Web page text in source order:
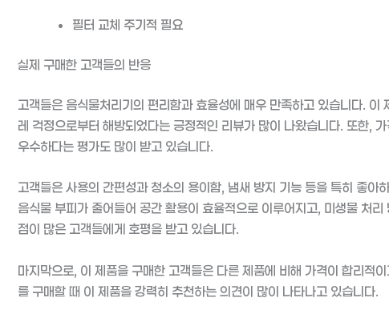
필터 교체 주기적 필요
실제 구매한 고객들의 반응
고객들은 음식물처리기의 편리함과 효율성에 매우 만족하고 있습니다. 이
레 걱정으로부터 해방되었다는 긍정적인 리뷰가 많이 나왔습니다. 또한,
우수하다는 평가도 많이 받고 있습니다.
고객들은 사용의 간편성과 청소의 용이함, 냄새 방지 기능 등을 특히 좋아
음식물 부피가 줄어들어 공간 활용이 효율적으로 이루어지고, 미생물 처
점이 많은 고객들에게 호평을 받고 있습니다.
마지막으로, 이 제품을 구매한 고객들은 다른 제품에 비해 가격이 합리적
를 구매할 때 이 제품을 강력히 추천하는 의견이 많이 나타나고 있습니다.